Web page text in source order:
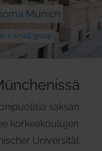
Munich
a small group
saksan
korkeakoulujen
Universität